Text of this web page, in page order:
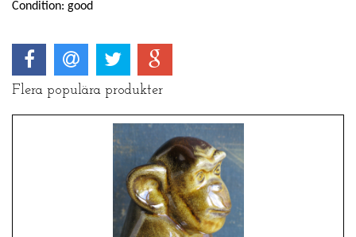
Condition: good
Flera populära produkter